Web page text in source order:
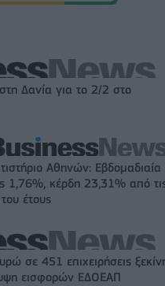
Δανία για το 2/2 στο
Αθηνών: Εβδομαδιαία
1,76%, κέρδη 23,31% από
έτους
σε 451 επιχειρήσεις
εισφορών ΕΔΟΕΑΠ